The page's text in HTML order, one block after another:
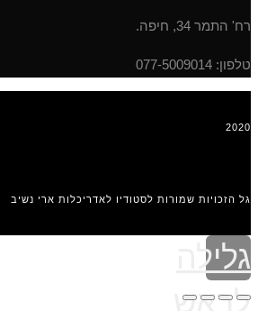
רח' התמר 34, חיפה.
טלפון: 077-5009014
2020
גל הזכויות שמורות לסטודיו לאדריכלות ארי נשיב
גלילה
לראש